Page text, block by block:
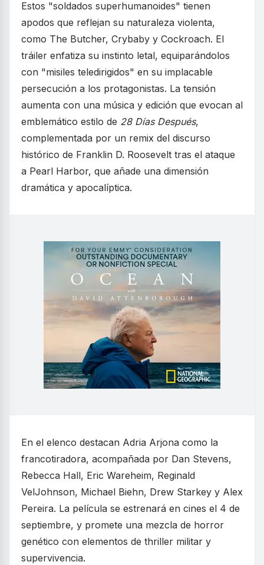
Estos "soldados superhumanoides" tienen
apodos que reflejan su naturaleza violenta,
como The Butcher, Crybaby y Cockroach. El
tráiler enfatiza su instinto letal, equiparándolos
con "misiles teledirigidos" en su implacable
persecución a los protagonistas. La tensión
aumenta con una música y edición que evocan al
emblemático estilo de 28 Días Después,
complementada por un remix del discurso
histórico de Franklin D. Roosevelt tras el ataque
a Pearl Harbor, que añade una dimensión
dramática y apocalíptica.
En el elenco destacan Adria Arjona como la
francotiradora, acompañada por Dan Stevens,
Rebecca Hall, Eric Wareheim, Reginald
VelJohnson, Michael Biehn, Drew Starkey y Alex
Pereira. La película se estrenará en cines el 4 de
septiembre, y promete una mezcla de horror
genético con elementos de thriller militar y
supervivencia.